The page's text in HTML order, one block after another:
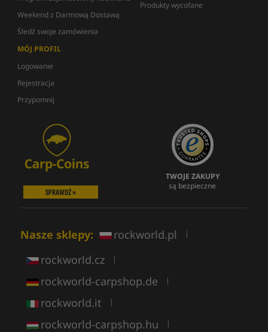
Weekend z Darmową Dostawą
Śledź swoje zamówienia
Produkty wycofane
MÓJ PROFIL
Logowanie
Rejestracja
Przypomnij
SPRAWDŹ »
TWOJE ZAKUPY
są bezpieczne
Nasze sklepy: rockworld.pl |
rockworld.cz |
rockworld-carpshop.de |
rockworld.it |
rockworld-carpshop.hu |